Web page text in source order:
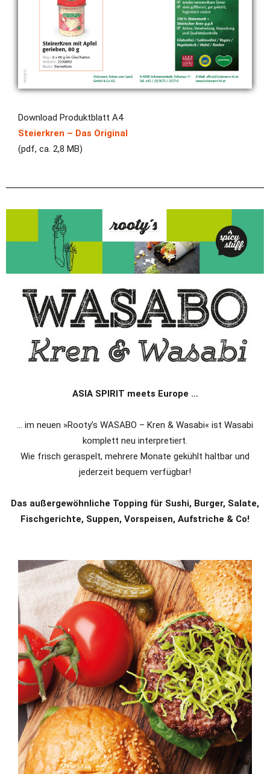
Download Produktblatt A4
Steierkren – Das Original
(pdf, ca. 2,8 MB)
ASIA SPIRIT meets Europe …
… im neuen »Rooty’s WASABO – Kren & Wasabi« ist Wasabi
komplett neu interpretiert.
Wie frisch geraspelt, mehrere Monate gekühlt haltbar und
jederzeit bequem verfügbar!
Das außergewöhnliche Topping für Sushi, Burger, Salate,
Fischgerichte, Suppen, Vorspeisen, Aufstriche & Co!